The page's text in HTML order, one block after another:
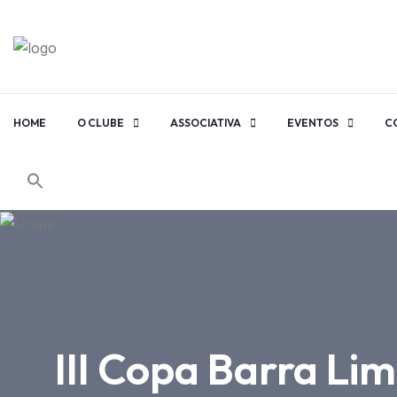
HOME O CLUBE ASSOCIATIVA EVENTOS
III Copa Barra